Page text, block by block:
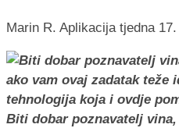
Marin R. Aplikacija tjedna
Biti dobar poznavatelj